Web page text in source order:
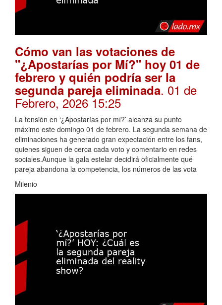
Cómo van las votaciones de
"¿Apostarías por Mí?" hoy 01 de
febrero y quién podría ser la
segunda pareja eliminada. 01 de
Febrero, 2026 15:25
La tensión en ‘¿Apostarías por mí?’ alcanza su punto
máximo este domingo 01 de febrero. La segunda semana de
eliminaciones ha generado gran expectación entre los fans,
quienes siguen de cerca cada voto y comentario en redes
sociales.Aunque la gala estelar decidirá oficialmente qué
pareja abandona la competencia, los números de las vota
Milenio